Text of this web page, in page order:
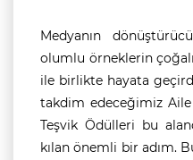
Medyanın
olumlu örneklerin
ile birlikte hayata
takdim edeceğimiz
Teşvik Ödülleri bu
kılan önemli bir adım.